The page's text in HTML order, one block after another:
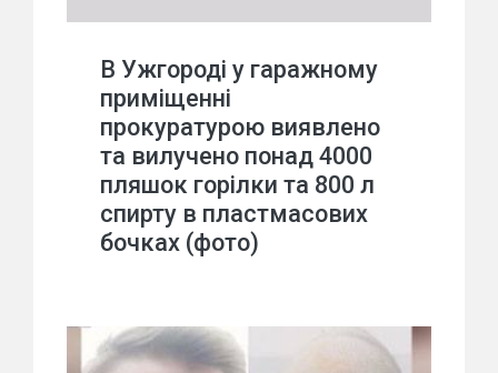
В Ужгороді у гаражному
приміщенні
прокуратурою виявлено
та вилучено понад 4000
пляшок горілки та 800 л
спирту в пластмасових
бочках (фото)